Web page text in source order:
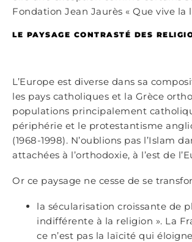
Fondation Jean Jaurès « Que vive la
LE PAYSAGE CONTRASTÉ DES
L’Europe est diverse dans sa
les pays catholiques et la Grèce
populations principalement
périphérie et le protestantisme
(1968-1998). N’oublions pas
attachées à l’orthodoxie, à l’est de
Or ce paysage ne cesse de se
la sécularisation croissante de
indifférente à la religion ». La
ce n’est pas la laïcité qui